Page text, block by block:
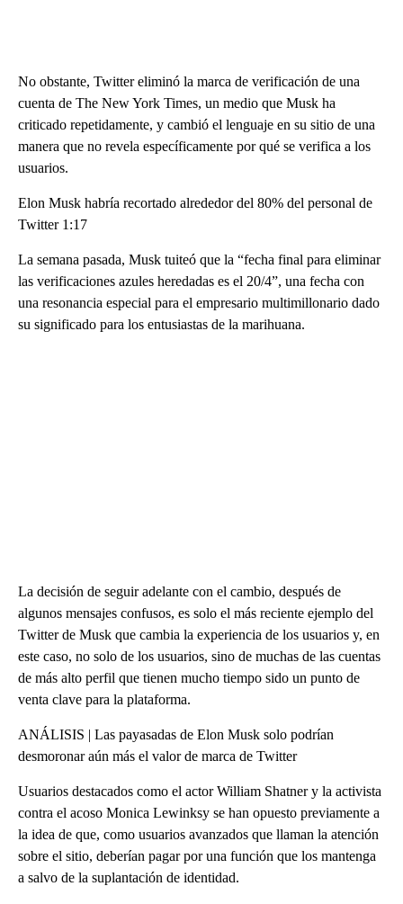
No obstante, Twitter eliminó la marca de verificación de una
cuenta de The New York Times, un medio que Musk ha
criticado repetidamente, y cambió el lenguaje en su sitio de una
manera que no revela específicamente por qué se verifica a los
usuarios.
Elon Musk habría recortado alrededor del 80% del personal de
Twitter 1:17
La semana pasada, Musk tuiteó que la “fecha final para eliminar
las verificaciones azules heredadas es el 20/4”, una fecha con
una resonancia especial para el empresario multimillonario dado
su significado para los entusiastas de la marihuana.
La decisión de seguir adelante con el cambio, después de
algunos mensajes confusos, es solo el más reciente ejemplo del
Twitter de Musk que cambia la experiencia de los usuarios y, en
este caso, no solo de los usuarios, sino de muchas de las cuentas
de más alto perfil que tienen mucho tiempo sido un punto de
venta clave para la plataforma.
ANÁLISIS | Las payasadas de Elon Musk solo podrían
desmoronar aún más el valor de marca de Twitter
Usuarios destacados como el actor William Shatner y la activista
contra el acoso Monica Lewinksy se han opuesto previamente a
la idea de que, como usuarios avanzados que llaman la atención
sobre el sitio, deberían pagar por una función que los mantenga
a salvo de la suplantación de identidad.